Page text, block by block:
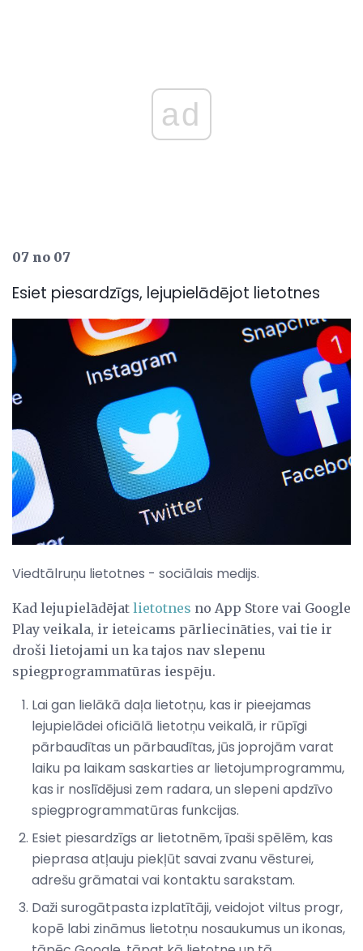
ad
07 no 07
Esiet piesardzīgs, lejupielādējot lietotnes
Viedtālruņu lietotnes - sociālais medijs.
Kad lejupielādējat lietotnes no App Store vai Google
Play veikala, ir ieteicams pārliecināties, vai tie ir
droši lietojami un ka tajos nav slepenu
spiegprogrammatūras iespēju.
Lai gan lielākā daļa lietotņu, kas ir pieejamas
lejupielādei oficiālā lietotņu veikalā, ir rūpīgi
pārbaudītas un pārbaudītas, jūs joprojām varat
laiku pa laikam saskarties ar lietojumprogrammu,
kas ir noslīdējusi zem radara, un slepeni apdzīvo
spiegprogrammatūras funkcijas.
Esiet piesardzīgs ar lietotnēm, īpaši spēlēm, kas
pieprasa atļauju piekļūt savai zvanu vēsturei,
adrešu grāmatai vai kontaktu sarakstam.
Daži surogātpasta izplatītāji, veidojot viltus progr,
kopē labi zināmus lietotņu nosaukumus un ikonas,